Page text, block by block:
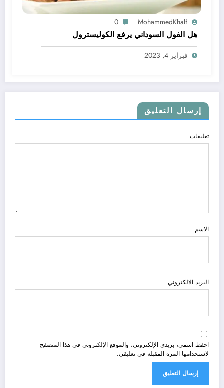
MohammedKhalf
0
هل الفول السوداني يرفع الكوليسترول
فبراير 4, 2023
إرسال التعليق
تعليقات
الاسم
البريد الالكتروني
احفظ اسمي، بريدي الإلكتروني، والموقع الإلكتروني في هذا المتصفح
لاستخدامها المرة المقبلة في تعليقي.